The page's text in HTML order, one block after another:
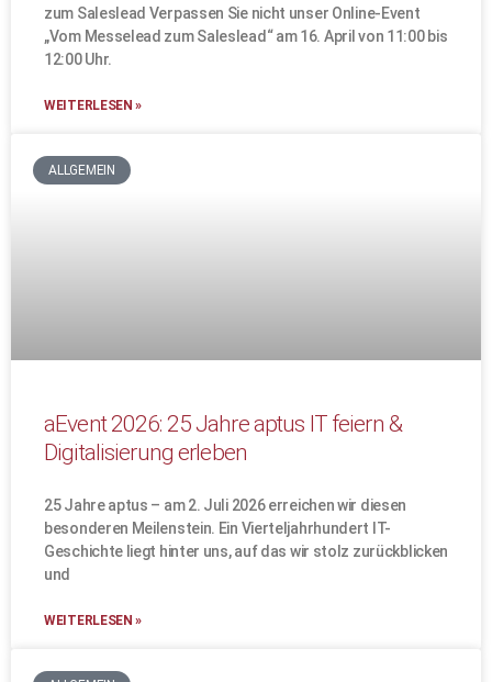
zum Saleslead Verpassen Sie nicht unser Online-Event
„Vom Messelead zum Saleslead“ am 16. April von 11:00 bis
12:00 Uhr.
WEITERLESEN »
ALLGEMEIN
aEvent 2026: 25 Jahre aptus IT feiern &
Digitalisierung erleben
25 Jahre aptus – am 2. Juli 2026 erreichen wir diesen
besonderen Meilenstein. Ein Vierteljahrhundert IT-
Geschichte liegt hinter uns, auf das wir stolz zurückblicken
und
WEITERLESEN »